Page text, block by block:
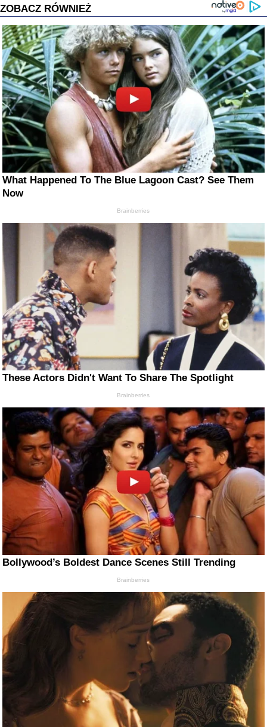
ZOBACZ RÓWNIEŻ
What Happened To The Blue Lagoon Cast? See Them
Now
Brainberries
These Actors Didn't Want To Share The Spotlight
Brainberries
Bollywood’s Boldest Dance Scenes Still Trending
Brainberries